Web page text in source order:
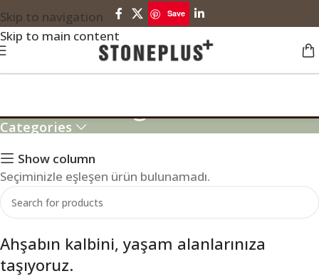
Skip to navigation
Skip to main content
Save
Categories
Show column
Seçiminizle eşleşen ürün bulunamadı.
Ahşabın kalbini, yaşam alanlarınıza
taşıyoruz.